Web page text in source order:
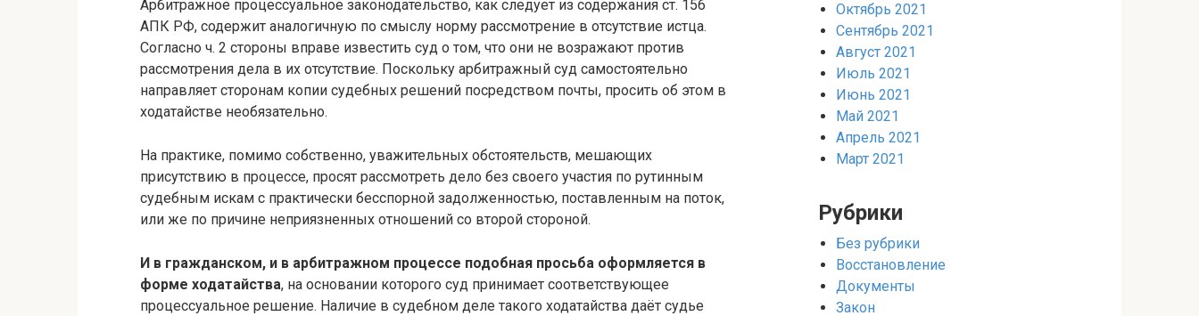
Арбитражное процессуальное законодательство, как следует из содержания ст. 156
АПК РФ, содержит аналогичную по смыслу норму рассмотрение в отсутствие истца.
Согласно ч. 2 стороны вправе известить суд о том, что они не возражают против
рассмотрения дела в их отсутствие. Поскольку арбитражный суд самостоятельно
направляет сторонам копии судебных решений посредством почты, просить об этом в
ходатайстве необязательно.
На практике, помимо собственно, уважительных обстоятельств, мешающих
присутствию в процессе, просят рассмотреть дело без своего участия по рутинным
судебным искам с практически бесспорной задолженностью, поставленным на поток,
или же по причине неприязненных отношений со второй стороной.
И в гражданском, и в арбитражном процессе подобная просьба оформляется в
форме ходатайства, на основании которого суд принимает соответствующее
процессуальное решение. Наличие в судебном деле такого ходатайства даёт судье
Октябрь 2021
Сентябрь 2021
Август 2021
Июль 2021
Июнь 2021
Май 2021
Апрель 2021
Март 2021
Рубрики
Без рубрики
Восстановление
Документы
Закон